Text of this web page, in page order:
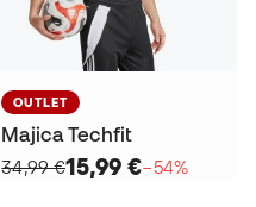
OUTLET
Majica Techfit
34,99 €15,99 €−54%